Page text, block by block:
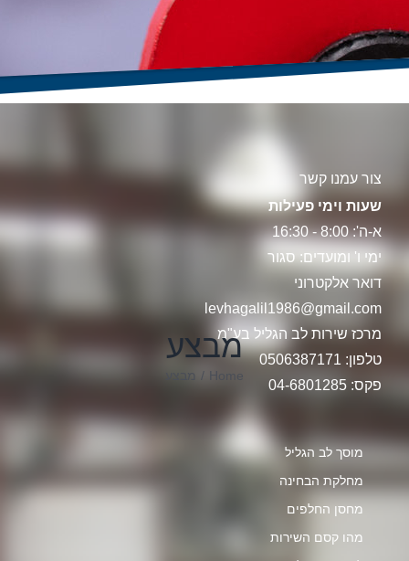
מבצע
Home
/ מבצע
צור עמנו קשר
שעות וימי פעילות
א-ה': 8:00 - 16:30
ימי ו' ומועדים: סגור
דואר אלקטרוני
levhagalil1986@gmail.com
מרכז שירות לב הגליל בע"מ
טלפון: 0506387171
פקס: 04-6801285
מוסך לב הגליל
מחלקת הבחינה
מחסן החלפים
מהו קסם השירות